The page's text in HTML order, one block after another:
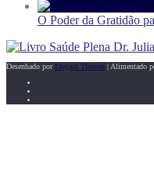
O Poder da Gratidão
Desenhado por Elegant Themes | Alimentado